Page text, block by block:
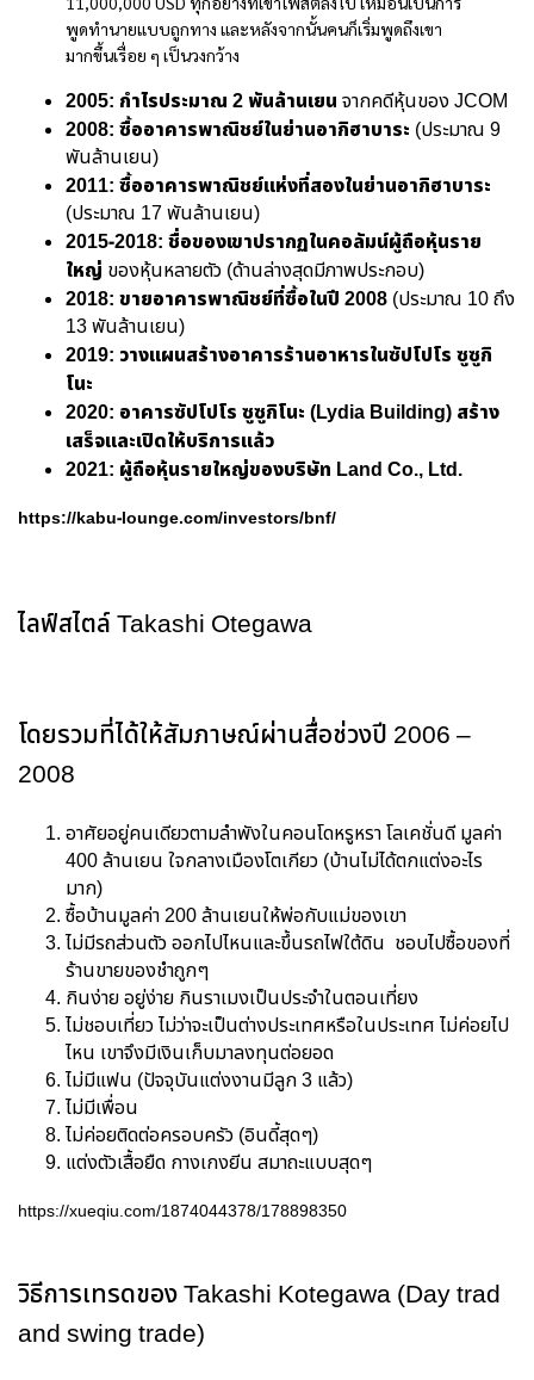
พูดทำนายแบบถูกทาง และหลังจากนั้นคนก็เริ่มพูดถึงเขา
มากขึ้นเรื่อย ๆ เป็นวงกว้าง
2005: กำไรประมาณ 2 พันล้านเยน จากคดีหุ้นของ JCOM
2008: ซื้ออาคารพาณิชย์ในย่านอากิฮาบาระ (ประมาณ 9
พันล้านเยน)
2011: ซื้ออาคารพาณิชย์แห่งที่สองในย่านอากิฮาบาระ
(ประมาณ 17 พันล้านเยน)
2015-2018: ชื่อของเขาปรากฏในคอลัมน์ผู้ถือหุ้นราย
ใหญ่ ของหุ้นหลายตัว (ด้านล่างสุดมีภาพประกอบ)
2018: ขายอาคารพาณิชย์ที่ซื้อในปี 2008 (ประมาณ 10 ถึง
13 พันล้านเยน)
2019: วางแผนสร้างอาคารร้านอาหารในซัปโปโร ซูซูกิ
โนะ
2020: อาคารซัปโปโร ซูซูกิโนะ (Lydia Building) สร้าง
เสร็จและเปิดให้บริการแล้ว
2021: ผู้ถือหุ้นรายใหญ่ของบริษัท Land Co., Ltd.
https://kabu-lounge.com/investors/bnf/
ไลฟ์สไตล์ Takashi Otegawa
โดยรวมที่ได้ให้สัมภาษณ์ผ่านสื่อช่วงปี 2006 –
2008
อาศัยอยู่คนเดียวตามลำพังในคอนโดหรูหรา โลเคชั่นดี มูลค่า
400 ล้านเยน ใจกลางเมืองโตเกียว (บ้านไม่ได้ตกแต่งอะไร
มาก)
ซื้อบ้านมูลค่า 200 ล้านเยนให้พ่อกับแม่ของเขา
ไม่มีรถส่วนตัว ออกไปไหนและขึ้นรถไฟใต้ดิน ชอบไปซื้อของที่
ร้านขายของชำถูกๆ
กินง่าย อยู่ง่าย กินราเมงเป็นประจำในตอนเที่ยง
ไม่ชอบเที่ยว ไม่ว่าจะเป็นต่างประเทศหรือในประเทศ ไม่ค่อยไป
ไหน เขาจึงมีเงินเก็บมาลงทุนต่อยอด
ไม่มีแฟน (ปัจจุบันแต่งงานมีลูก 3 แล้ว)
ไม่มีเพื่อน
ไม่ค่อยติดต่อครอบครัว (อินดี้สุดๆ)
แต่งตัวเสื้อยืด กางเกงยีน สมาถะแบบสุดๆ
https://xueqiu.com/1874044378/178898350
วิธีการเทรดของ Takashi Kotegawa (Day trad
and swing trade)